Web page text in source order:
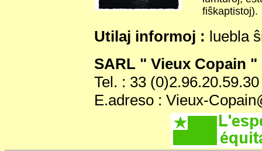
fiŝkaptistoj).
Utilaj informoj : luebla
SARL " Vieux Copain "
Tel. : 33
E.adreso : Vieux-